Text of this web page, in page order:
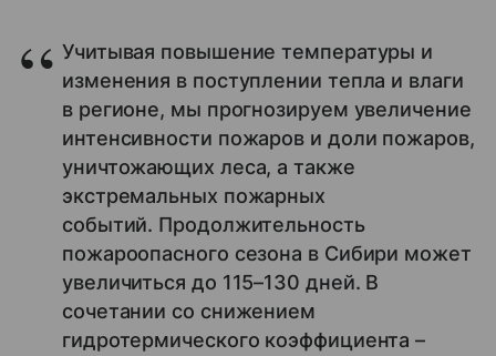
Учитывая повышение температуры и
изменения в поступлении тепла и влаги
в регионе, мы прогнозируем увеличение
интенсивности пожаров и доли пожаров,
уничтожающих леса, а также
экстремальных пожарных
событий. Продолжительность
пожароопасного сезона в Сибири может
увеличиться до 115–130 дней. В
сочетании со снижением
гидротермического коэффициента –